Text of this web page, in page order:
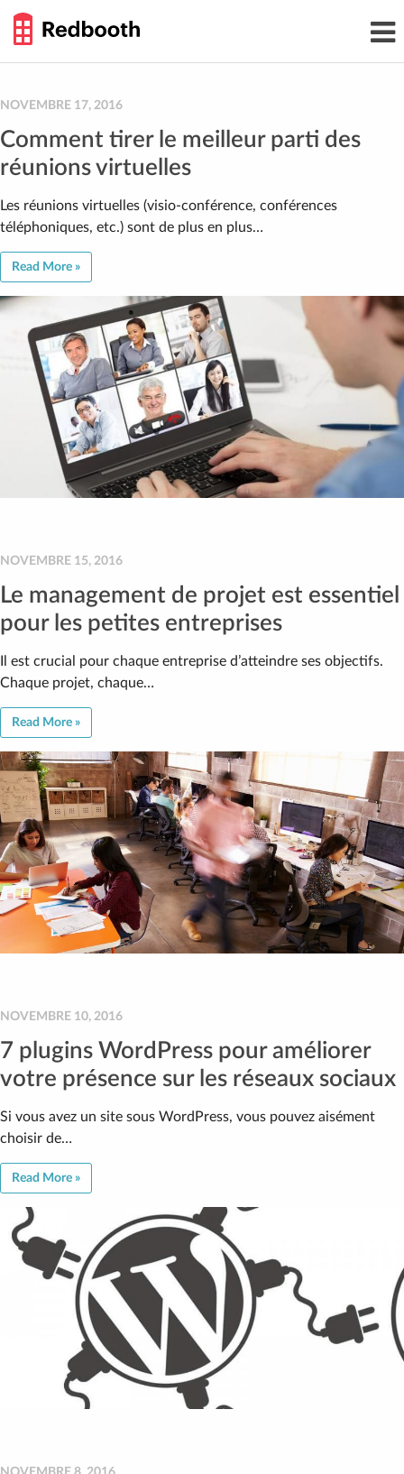
content
GUIDE
NOVEMBRE 17, 2016
Comment tirer le meilleur parti des
réunions virtuelles
Les réunions virtuelles (visio-conférence, conférences
téléphoniques, etc.) sont de plus en plus…
Read More »
NOVEMBRE 15, 2016
Le management de projet est essentiel
pour les petites entreprises
Il est crucial pour chaque entreprise d’atteindre ses objectifs.
Chaque projet, chaque…
Read More »
NOVEMBRE 10, 2016
7 plugins WordPress pour améliorer
votre présence sur les réseaux sociaux
Si vous avez un site sous WordPress, vous pouvez aisément
choisir de…
Read More »